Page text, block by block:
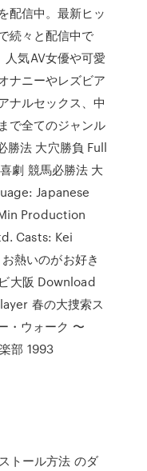
配信中。最新ヒッ
続々と配信中で
気AV女優や可愛
ナニーやレズビア
ナルセックス、中
で全てのジャンル
勝法 大穴勝負 Full
劇 競馬必勝法 大
Japanese
Production
Casts: Kei
熱いのがお好き
大阪 Download
春の大捜索ス
・ウォーク 〜
部 1993
トール方法 のダ